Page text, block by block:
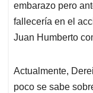
embarazo pero
fallecería en el
Juan Humberto
Actualmente,
poco se sabe